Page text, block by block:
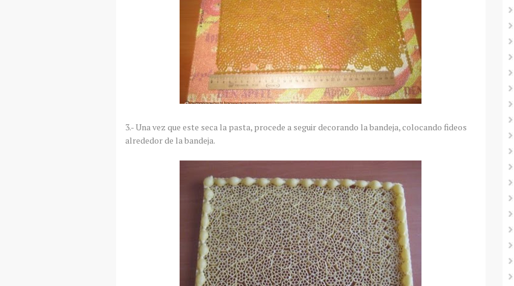
3.- Una vez que este seca la pasta, procede a seguir decorando la bandeja, colocando fideos
alrededor de la bandeja.